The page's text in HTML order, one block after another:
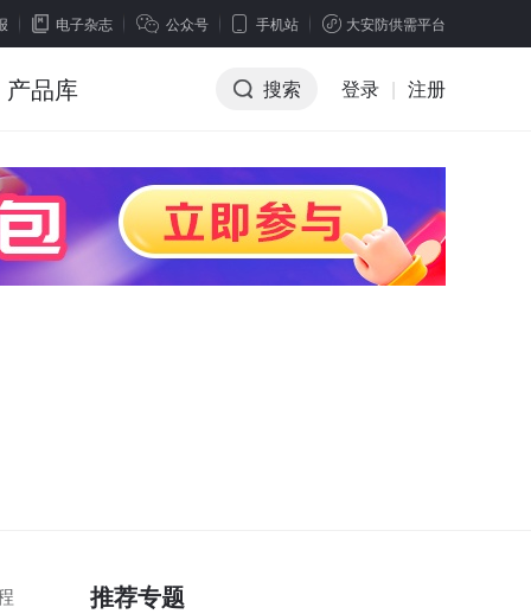
电子杂志 公众号 手机站 大安防供需平台
产品库 搜索 登录 | 注册
推荐专题